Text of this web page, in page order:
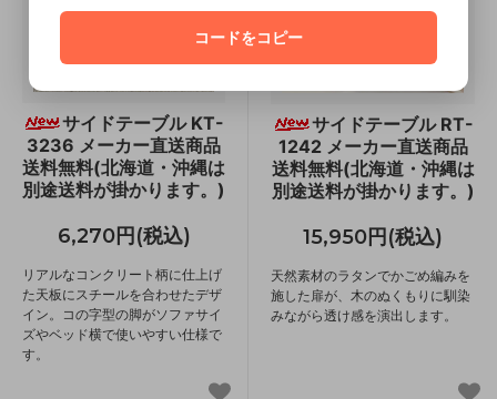
サイドテーブル KT-
3236 メーカー直送商品
送料無料(北海道・沖縄は
別途送料が掛かります。)
6,270円(税込)
リアルなコンクリート柄に仕上げ
た天板にスチールを合わせたデザ
イン。コの字型の脚がソファサイ
ズやベッド横で使いやすい仕様で
す。
サイドテーブル RT-
1242 メーカー直送商品
送料無料(北海道・沖縄は
別途送料が掛かります。)
15,950円(税込)
天然素材のラタンでかごめ編みを
施した扉が、木のぬくもりに馴染
みながら透け感を演出します。
コードをコピー